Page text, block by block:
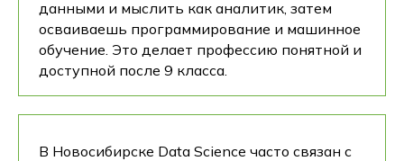
данными и мыслить как аналитик, затем
осваиваешь программирование и машинное
обучение. Это делает профессию понятной и
доступной после 9 класса.
В Новосибирске Data Science часто связан с